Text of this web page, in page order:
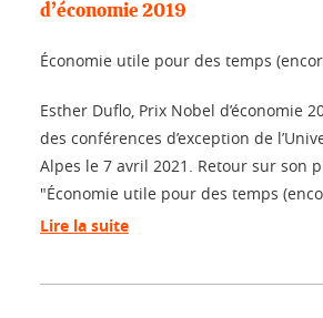
d’économie 2019
Économie utile pour des temps
Esther Duflo, Prix Nobel d’économie
des conférences d’exception de
Alpes le 7 avril 2021. Retour sur son
"Économie utile pour des temps
Lire la suite